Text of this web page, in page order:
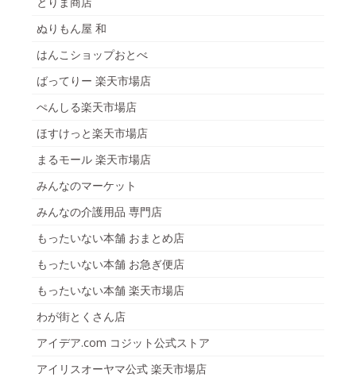
ぬりもん屋 和
はんこショップおとべ
ばってりー 楽天市場店
ぺんしる楽天市場店
ほすけっと楽天市場店
まるモール 楽天市場店
みんなのマーケット
みんなの介護用品 専門店
もったいない本舗 おまとめ店
もったいない本舗 お急ぎ便店
もったいない本舗 楽天市場店
わが街とくさん店
アイデア.com コジット公式ストア
アイリスオーヤマ公式 楽天市場店